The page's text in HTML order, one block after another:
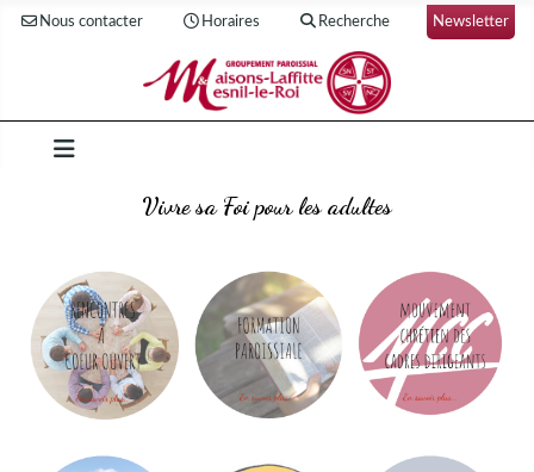
Nous contacter Horaires Recherche Newsletter
Vivre sa Foi pour les adultes